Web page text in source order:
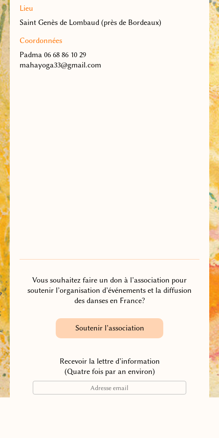
Lieu
Saint Genès de Lombaud (près de Bordeaux)
Coordonnées
Padma 06 68 86 10 29
mahayoga33@gmail.com
Vous souhaitez faire un don à l’association pour
soutenir l’organisation d’événements et la diffusion
des danses en France?
Soutenir l’association
Recevoir la lettre d’information
(Quatre fois par an environ)